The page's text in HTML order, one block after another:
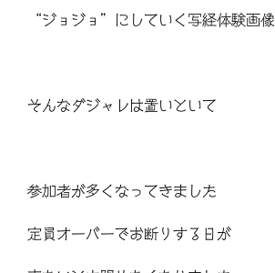
“ジョジョ”にしていく写経体験画像
そんなダジャレは置いといて
参加者が多くなってきました
定員オーバーでお断りする日が